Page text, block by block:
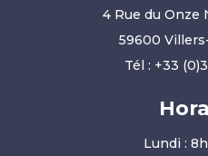
4 Rue du Onze
59600
Tél : +33
Lundi :